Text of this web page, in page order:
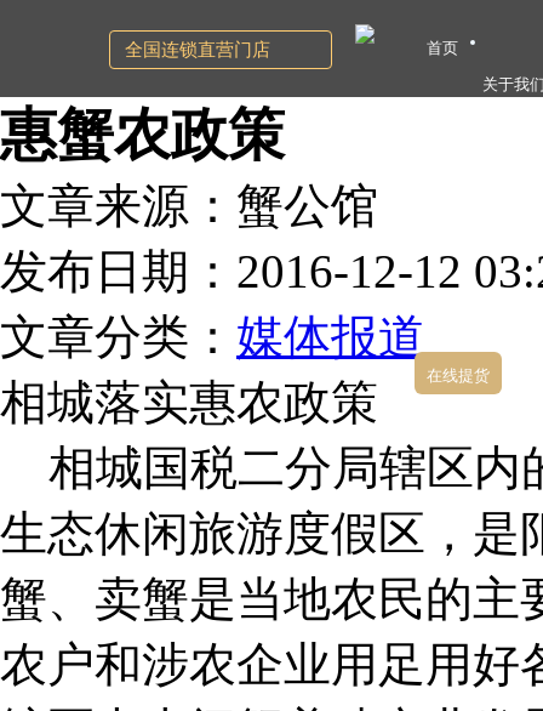
惠蟹农政策
文章来源：蟹公馆
发布日期：2016-12-12
文章分类： 媒体报道
相城落实惠农政策
相城国税二分局辖区内
生态休闲旅游度假区，是
蟹、卖蟹是当地农民的主
农户和涉农企业用足用好
全国连锁直营门店
首页
关于我
在线提货